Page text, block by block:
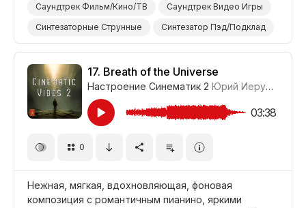
Саундтрек Фильм/Кино/ТВ
Саундтрек Видео Игры
Синтезаторные Струнные
Синтезатор Пэд/Подклад
Синтезатор Клавишные/Лиды
Голосовой/Вокальный Эффект
Оркестровый Удар
Оркестр
Величественный/Светский
Героический
Эпический
Напряженный
Спорт
Открытый Космос
Природа
Фильм Боевые Искусства
17. Breath of the Universe
Настроение Синематик 2 Юрий Иерусалимов
03:38
0
Нежная, мягкая, вдохновляющая, фоновая
композиция с романтичным пианино, яркими